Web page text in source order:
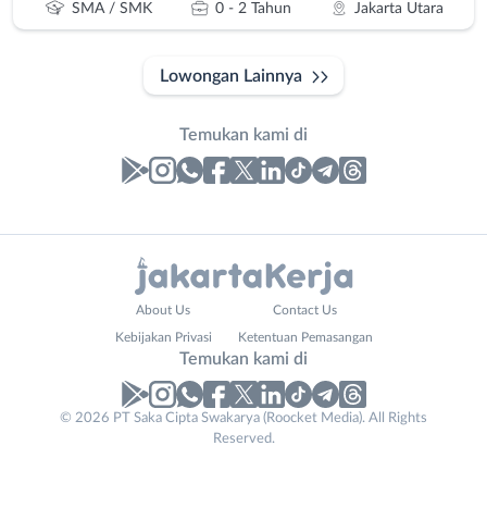
SMA / SMK 0 - 2 Tahun Jakarta Utara
Lowongan Lainnya
Temukan kami di
No. Telp /
About Us Contact Us
Kebijakan Privasi Ketentuan Pemasangan
Temukan kami di
© 2026 PT Saka Cipta Swakarya (Roocket Media). All Rights
Reserved.